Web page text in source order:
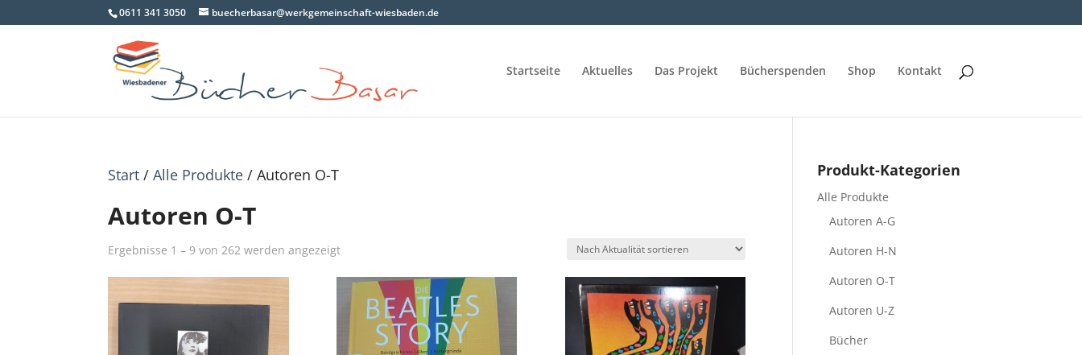
0611 341 3050 buecherbasar@werkgemeinschaft-wiesbaden.de
Startseite Aktuelles Das Projekt Bücherspenden Shop Kontakt
Start /Alle Produkte / Autoren O-T
Autoren O-T
Ergebnisse 1 – 9 von 262 werden angezeigtNach
Aktualität
sortiert
Produkt-Kategorien
Alle Produkte
Autoren A-G
Autoren H-N
Autoren O-T
Autoren U-Z
Bücher